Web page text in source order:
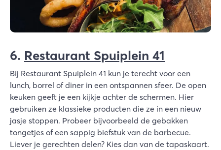
6. Restaurant Spuiplein 41
Bij Restaurant Spuiplein 41 kun je terecht voor een
lunch, borrel of diner in een ontspannen sfeer. De open
keuken geeft je een kijkje achter de schermen. Hier
gebruiken ze klassieke producten die ze in een nieuw
jasje stoppen. Probeer bijvoorbeeld de gebakken
tongetjes of een sappig biefstuk van de barbecue.
Liever je gerechten delen? Kies dan van de tapaskaart.